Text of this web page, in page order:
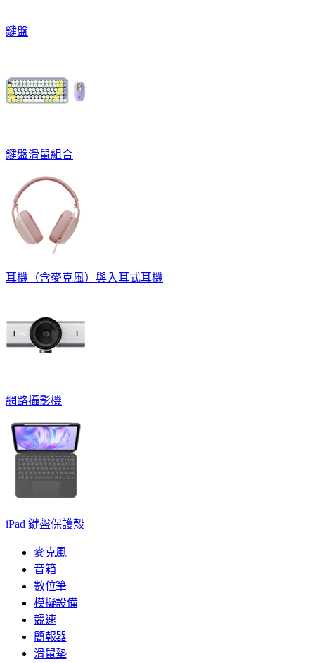
鍵盤
鍵盤滑鼠組合
耳機（含麥克風）與入耳式耳機
網路攝影機
iPad 鍵盤保護殼
麥克風
音箱
數位筆
模擬設備
競速
簡報器
滑鼠墊